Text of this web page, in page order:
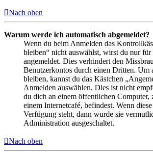
Nach oben
Warum werde ich automatisch abgemeldet?
Wenn du beim Anmelden das
bleiben“ nicht auswählst, wirst du nur für
angemeldet. Dies verhindert den
Benutzerkontos durch einen Dritten. Um
bleiben, kannst du das Kästchen
Anmelden auswählen. Dies ist nicht
du dich an einem öffentlichen Computer,
einem Internetcafé, befindest. Wenn
Verfügung steht, dann wurde sie
Administration ausgeschaltet.
Nach oben